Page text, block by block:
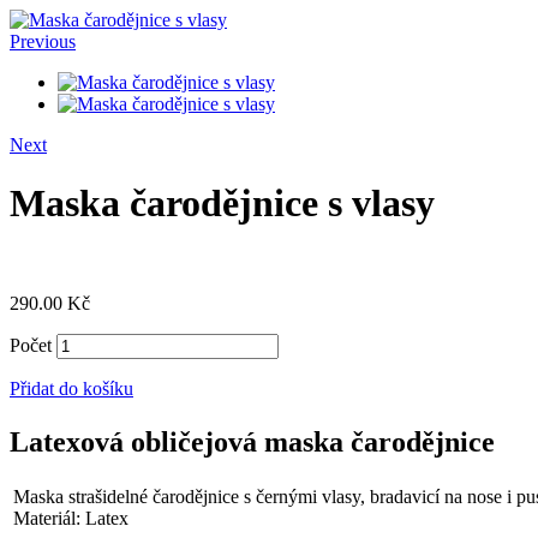
Previous
Next
Maska čarodějnice s vlasy
290.00 Kč
Počet
Přidat do košíku
Latexová obličejová maska čarodějnice
Maska strašidelné čarodějnice s černými vlasy, bradavicí na nose i
Materiál: Latex